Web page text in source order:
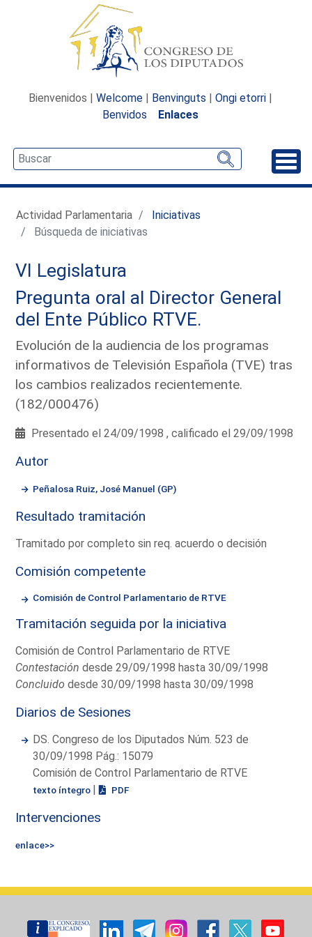
Bienvenidos | Welcome | Benvinguts | Ongi etorri |
Benvidos
Enlaces
Actividad Parlamentaria
Iniciativas
Búsqueda de iniciativas
VI Legislatura
Pregunta oral al Director General
del Ente Público RTVE.
Evolución de la audiencia de los programas
informativos de Televisión Española (TVE) tras
los cambios realizados recientemente.
(182/000476)
Presentado el 24/09/1998 , calificado el 29/09/1998
Autor
Peñalosa Ruiz, José Manuel (GP)
Resultado tramitación
Tramitado por completo sin req. acuerdo o decisión
Comisión competente
Comisión de Control Parlamentario de RTVE
Tramitación seguida por la iniciativa
Comisión de Control Parlamentario de RTVE
Contestación desde 29/09/1998 hasta 30/09/1998
Concluido desde 30/09/1998 hasta 30/09/1998
Diarios de Sesiones
DS. Congreso de los Diputados Núm. 523 de
30/09/1998 Pág.: 15079
Comisión de Control Parlamentario de RTVE
texto íntegro | PDF
Intervenciones
enlace>>